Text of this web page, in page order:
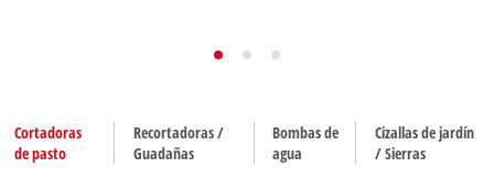
Cortadoras
de pasto
Recortadoras /
Guadañas
Bombas de
agua
Cizallas de jardín
/ Sierras